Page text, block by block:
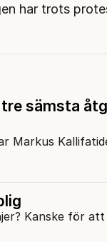
har trots
sämsta
Markus
Kanske för